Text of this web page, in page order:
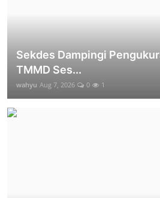
Sekdes Dampingi
TMMD Ses...
wahyu Aug 7, 2026 0 1